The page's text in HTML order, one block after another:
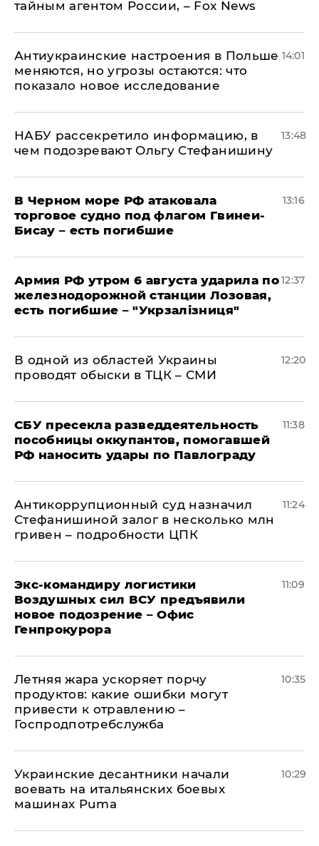
тайным агентом России, – Fox News
Антиукраинские настроения в Польше
меняются, но угрозы остаются: что
показало новое исследование
14:01
НАБУ рассекретило информацию, в
чем подозревают Ольгу Стефанишину
13:48
В Черном море РФ атаковала
торговое судно под флагом Гвинеи-
Бисау – есть погибшие
13:16
Армия РФ утром 6 августа ударила по
железнодорожной станции Лозовая,
есть погибшие – "Укрзалізниця"
12:37
В одной из областей Украины
проводят обыски в ТЦК – СМИ
12:20
СБУ пресекла разведдеятельность
пособницы оккупантов, помогавшей
РФ наносить удары по Павлограду
11:38
Антикоррупционный суд назначил
Стефанишиной залог в несколько млн
гривен – подробности ЦПК
11:24
Экс-командиру логистики
Воздушных сил ВСУ предъявили
новое подозрение – Офис
Генпрокурора
11:09
Летняя жара ускоряет порчу
продуктов: какие ошибки могут
привести к отравлению –
Госпродпотребслужба
10:35
Украинские десантники начали
воевать на итальянских боевых
машинах Puma
10:29